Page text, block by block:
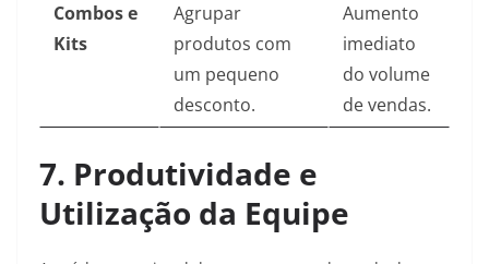
Combos e
Kits
Agrupar
produtos com
um pequeno
desconto.
Aumento
imediato
do volume
de vendas.
7. Produtividade e
Utilização da Equipe